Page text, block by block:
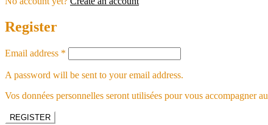
Register
Email address *
A password will be sent to your email address.
Vos données personnelles seront utilisées pour vous accompagner
REGISTER